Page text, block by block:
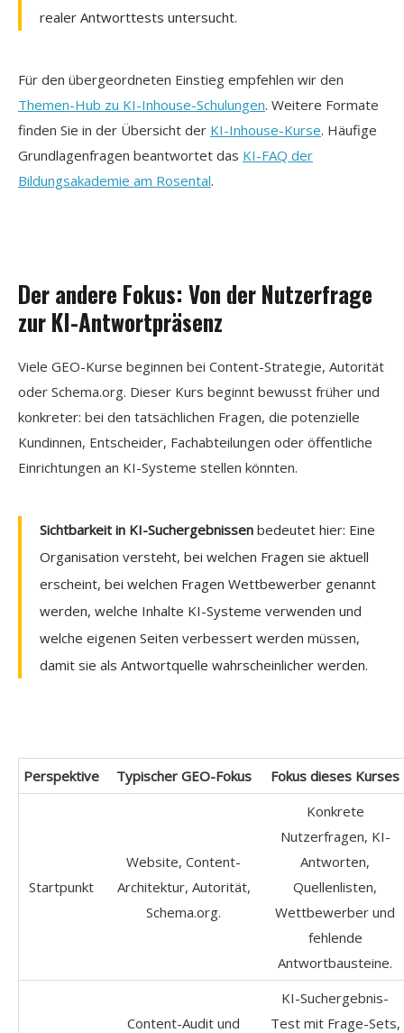
realer Antworttests untersucht.
Für den übergeordneten Einstieg empfehlen wir den
Themen-Hub zu KI-Inhouse-Schulungen. Weitere Formate
finden Sie in der Übersicht der KI-Inhouse-Kurse. Häufige
Grundlagenfragen beantwortet das KI-FAQ der
Bildungsakademie am Rosental.
Der andere Fokus: Von der Nutzerfrage
zur KI-Antwortpräsenz
Viele GEO-Kurse beginnen bei Content-Strategie, Autorität
oder Schema.org. Dieser Kurs beginnt bewusst früher und
konkreter: bei den tatsächlichen Fragen, die potenzielle
Kundinnen, Entscheider, Fachabteilungen oder öffentliche
Einrichtungen an KI-Systeme stellen könnten.
Sichtbarkeit in KI-Suchergebnissen bedeutet hier: Eine
Organisation versteht, bei welchen Fragen sie aktuell
erscheint, bei welchen Fragen Wettbewerber genannt
werden, welche Inhalte KI-Systeme verwenden und
welche eigenen Seiten verbessert werden müssen,
damit sie als Antwortquelle wahrscheinlicher werden.
Perspektive Typischer GEO-Fokus Fokus dieses Kurses
Startpunkt
Website, Content-
Architektur, Autorität,
Schema.org.
Konkrete
Nutzerfragen, KI-
Antworten,
Quellenlisten,
Wettbewerber und
fehlende
Antwortbausteine.
Content-Audit und
KI-Suchergebnis-
Test mit Frage-Sets,